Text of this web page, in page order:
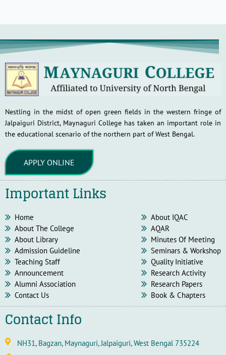
Nestling in the midst of open green fields in the western fringe of
Jalpaiguri District, Maynaguri College has taken an important role in
the educational scenario of the northern part of West Bengal.
APPLY ONLINE
Important Links
Home
About The College
About Library
Admission Guideline
Teaching Staff
Announcement
Alumni Association
Contact Us
About IQAC
AQAR
Minutes Of Meeting
Seminars & Workshop
Quality Initiative
Research Activity
Research Papers
Book & Chapters
Contact Info
NH31, Bagzan, Maynaguri, Jalpaiguri, West Bengal 735224